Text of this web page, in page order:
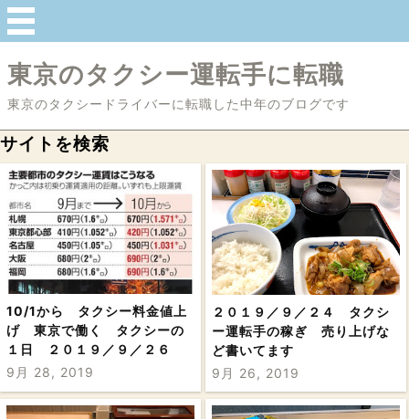
東京のタクシー運転手に転職
東京のタクシードライバーに転職した中年のブログです
サイトを検索
10/1から タクシー料金値上
げ 東京で働く タクシーの
１日 ２０１９／９／２６
9月 28, 2019
２０１９／９／２４ タクシ
ー運転手の稼ぎ 売り上げな
ど書いてます
9月 26, 2019